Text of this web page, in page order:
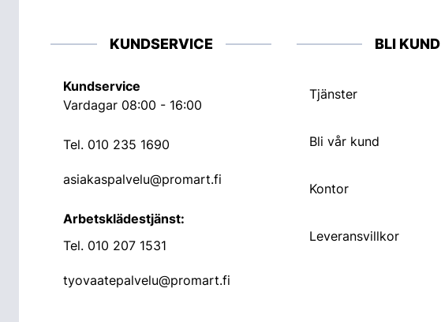
KUNDSERVICE
Kundservice
Vardagar 08:00 - 16:00
Tel. 010 235 1690
asiakaspalvelu@promart.fi
Arbetsklädestjänst:
Tel. 010 207 1531
tyovaatepalvelu@promart.fi
BLI KUND
Tjänster
Bli vår kund
Kontor
Leveransvillkor